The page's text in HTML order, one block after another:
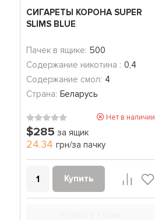
СИГАРЕТЫ КОРОНА SUPER
SLIMS BLUE
Пачек в ящике: 500
Содержание никотина : 0,4
Содержание смол: 4
Страна: Беларусь
Нет в наличии
$285 за ящик
24.34 грн/за пачку
Купить